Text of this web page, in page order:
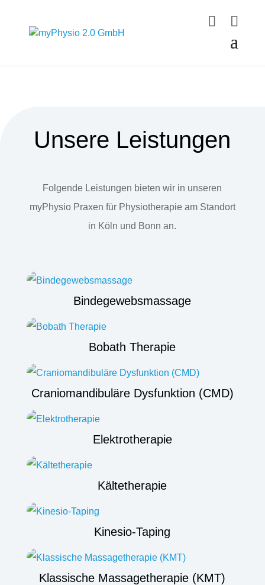
Unsere Leistungen
Folgende Leistungen bieten wir in unseren
myPhysio Praxen für Physiotherapie am Standort
in Köln und Bonn an.
Bindegewebsmassage
Bobath Therapie
Craniomandibuläre Dysfunktion (CMD)
Elektrotherapie
Kältetherapie
Kinesio-Taping
Klassische Massagetherapie (KMT)